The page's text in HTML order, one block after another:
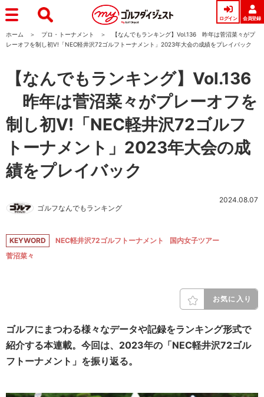
ログイン 会員登録
ホーム プロ・トーナメント
【なんでもランキング】Vol.136 昨年は菅沼菜々がプ
レーオフを制し初V!「NEC軽井沢72ゴルフトーナメント」2023年大会の成績をプレイバック
【なんでもランキング】Vol.136
昨年は菅沼菜々がプレーオフを
制し初V!「NEC軽井沢72ゴルフ
トーナメント」2023年大会の成
績をプレイバック
ゴルフなんでもランキング
2024.08.07
KEYWORD NEC軽井沢72ゴルフトーナメント
国内女子ツアー
菅沼菜々
お気に入り
ゴルフにまつわる様々なデータや記録をランキング形式で
紹介する本連載。今回は、2023年の「NEC軽井沢72ゴル
フトーナメント」を振り返る。